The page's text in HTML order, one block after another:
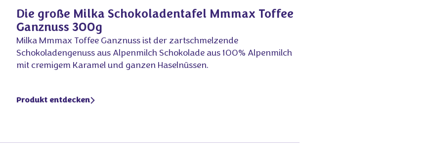
Die große Milka Schokoladentafel Mmmax Toffee
Ganznuss 300g
Milka Mmmax Toffee Ganznuss ist der zartschmelzende
Schokoladengenuss aus Alpenmilch Schokolade aus 100% Alpenmilch
mit cremigem Karamel und ganzen Haselnüssen.
Produkt entdecken